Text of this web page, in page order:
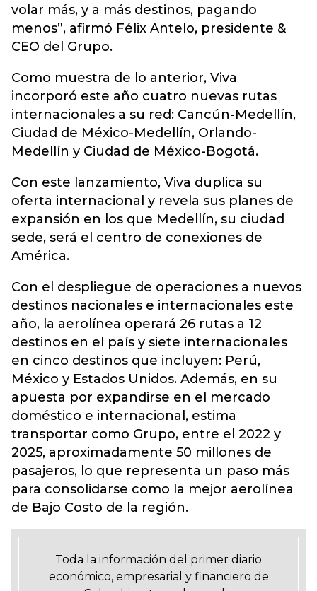
volar más, y a más destinos, pagando
menos”, afirmó Félix Antelo, presidente &
CEO del Grupo.
Como muestra de lo anterior, Viva
incorporó este año cuatro nuevas rutas
internacionales a su red: Cancún-Medellín,
Ciudad de México-Medellín, Orlando-
Medellín y Ciudad de México-Bogotá.
Con este lanzamiento, Viva duplica su
oferta internacional y revela sus planes de
expansión en los que Medellín, su ciudad
sede, será el centro de conexiones de
América.
Con el despliegue de operaciones a nuevos
destinos nacionales e internacionales este
año, la aerolínea operará 26 rutas a 12
destinos en el país y siete internacionales
en cinco destinos que incluyen: Perú,
México y Estados Unidos. Además, en su
apuesta por expandirse en el mercado
doméstico e internacional, estima
transportar como Grupo, entre el 2022 y
2025, aproximadamente 50 millones de
pasajeros, lo que representa un paso más
para consolidarse como la mejor aerolínea
de Bajo Costo de la región.
Toda la información del primer diario
económico, empresarial y financiero de